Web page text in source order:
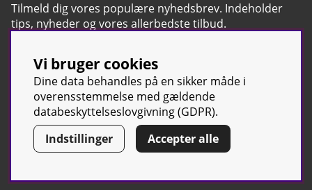
Tilmeld dig vores populære nyhedsbrev. Indeholder
tips, nyheder og vores allerbedste tilbud.
© Sport & Gym Butiken JTC AB |Kontakt os| All rights reserved |
(svensk tilsvarende CVR-nummer)556668-7058 | Tel: +46 500-
42 87 00
Vi bruger cookies
Dine data behandles på en sikker måde i
overensstemmelse med gældende
databeskyttelseslovgivning (GDPR).
Indstillinger
Accepter alle